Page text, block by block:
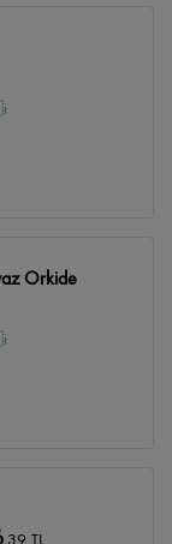
i
Orkide
i
,39 TL